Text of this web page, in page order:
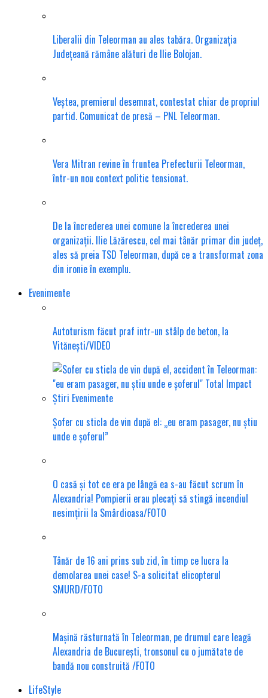
Liberalii din Teleorman au ales tabăra. Organizația
Județeană rămâne alături de Ilie Bolojan.
Veștea, premierul desemnat, contestat chiar de propriul
partid. Comunicat de presă – PNL Teleorman.
Vera Mitran revine în fruntea Prefecturii Teleorman,
într-un nou context politic tensionat.
De la încrederea unei comune la încrederea unei
organizații. Ilie Lăzărescu, cel mai tânăr primar din județ,
ales să preia TSD Teleorman, după ce a transformat zona
din ironie în exemplu.
Evenimente
Autoturism făcut praf intr-un stâlp de beton, la
Vitănești/VIDEO
Șofer cu sticla de vin după el: „eu eram pasager, nu știu
unde e șoferul”
O casă și tot ce era pe lângă ea s-au făcut scrum în
Alexandria! Pompierii erau plecați să stingă incendiul
nesimțirii la Smârdioasa/FOTO
Tânăr de 16 ani prins sub zid, în timp ce lucra la
demolarea unei case! S-a solicitat elicopterul
SMURD/FOTO
Mașină răsturnată în Teleorman, pe drumul care leagă
Alexandria de București, tronsonul cu o jumătate de
bandă nou construită /FOTO
LifeStyle